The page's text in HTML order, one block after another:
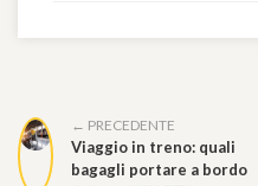
← PRECEDENTE
Viaggio in treno: quali
bagagli portare a bordo